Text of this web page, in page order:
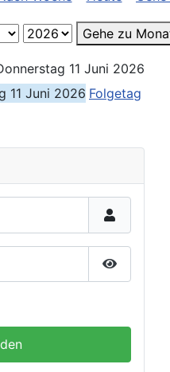
Gehe zu
11 Juni 2026
11 Juni 2026 Folgetag
Passwort